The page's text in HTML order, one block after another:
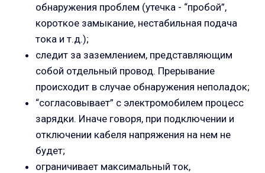
обнаружения проблем (утечка - “пробой”,
короткое замыкание, нестабильная подача
тока и т.д.);
следит за заземлением, представляющим
собой отдельный провод. Прерывание
происходит в случае обнаружения неполадок;
“согласовывает” с электромобилем процесс
зарядки. Иначе говоря, при подключении и
отключении кабеля напряжения на нем не
будет;
ограничивает максимальный ток,